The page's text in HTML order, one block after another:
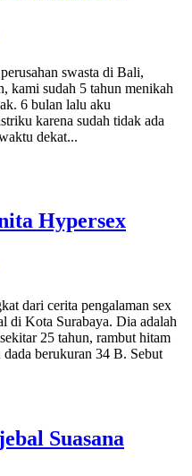
swasta di Bali,
kami sudah 5 tahun menikah
6 bulan lalu aku
karena sudah tidak ada
dekat...
Hypersex
dari cerita pengalaman sex
di Kota Surabaya. Dia adalah
25 tahun, rambut hitam
berukuran 34 B. Sebut
Suasana